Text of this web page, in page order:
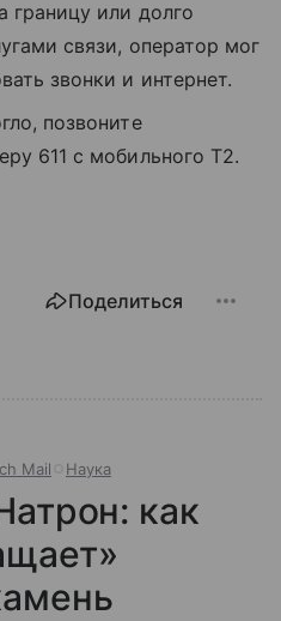
границу или долго
связи, оператор мог
звонки и интернет.
позвоните
611 с мобильного T2.
Поделиться
Mail Наука
как